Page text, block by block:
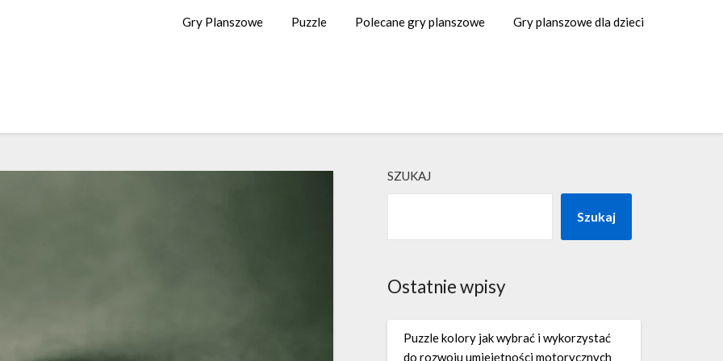
Gry Planszowe Puzzle Polecane gry planszowe Gry planszowe dla dzieci
SZUKAJ
Szukaj
Ostatnie wpisy
Puzzle kolory jak wybrać i wykorzystać
do rozwoju umiejętności motorycznych